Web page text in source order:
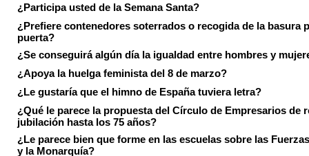
¿Participa usted de la Semana Santa?
¿Prefiere contenedores soterrados o recogida de la basura
puerta?
¿Se conseguirá algún día la igualdad entre hombres y
¿Apoya la huelga feminista del 8 de marzo?
¿Le gustaría que el himno de España tuviera letra?
¿Qué le parece la propuesta del Círculo de Empresarios de
jubilación hasta los 75 años?
¿Le parece bien que forme en las escuelas sobre las
y la Monarquía?